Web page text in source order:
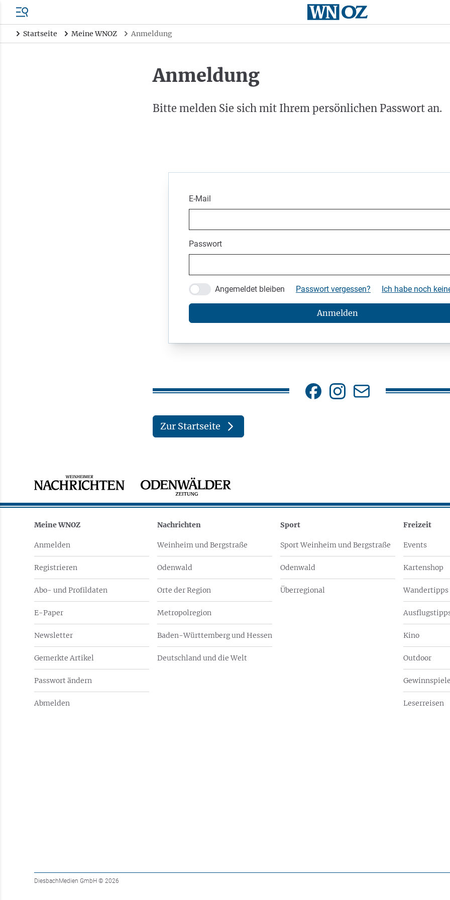
Startseite Meine WNOZ Anmeldung
Anmeldung
Bitte melden Sie sich mit Ihrem persönlichen Passwort an.
E-Mail
Passwort
Angemeldet bleiben Passwort vergessen? Ich habe noch
Anmelden
Zur Startseite
Meine WNOZ
Anmelden
Registrieren
Abo- und Profildaten
E-Paper
Newsletter
Gemerkte Artikel
Passwort ändern
Abmelden
Nachrichten
Weinheim und Bergstraße
Odenwald
Orte der Region
Metropolregion
Baden-Württemberg und Hessen
Deutschland und die Welt
Sport
Sport Weinheim und Bergstraße
Odenwald
Überregional
Freizeit
Events
Kartenshop
Wandertipps
Kino
Outdoor
Gewinnspiele
Leserreisen
DiesbachMedien GmbH © 2026